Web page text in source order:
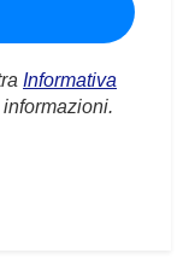
Informativa